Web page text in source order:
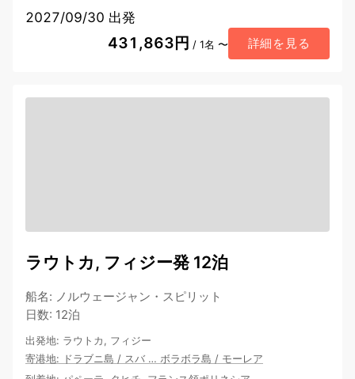
2027/09/30 出発
431,863円 / 1名 〜 詳細を見る
ラウトカ, フィジー発 12泊
船名: ノルウェージャン・スピリット
日数: 12泊
出発地: ラウトカ, フィジー
寄港地: ドラブニ島 / スバ … ボラボラ島 / モーレア